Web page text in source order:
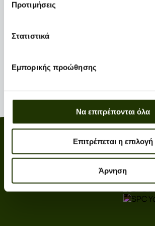
Προτιμήσεις
Στατιστικά
Εμπορικής προώθησης
Να επιτρέπονται όλα
Επιτρέπεται η επιλογή
Άρνηση
+30 211 190 9000
Social